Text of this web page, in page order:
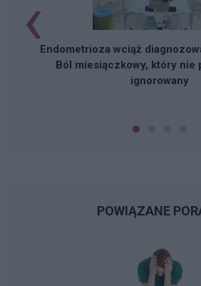
Endometrioza wciąż
Ból miesiączkowy, który nie
ignorowany
‹
POWIĄZANE